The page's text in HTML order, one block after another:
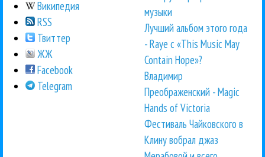
Википедия
RSS
Твиттер
ЖЖ
Facebook
Telegram
музыки
Лучший альбом этого года
- Raye с «This Music May
Contain Hope»?
Владимир
Преображенский - Magic
Hands of Victoria
Фестиваль Чайковского в
Клину вобрал джаз